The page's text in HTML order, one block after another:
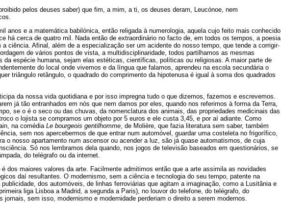
pelos deuses saber) que fim, a mim, a ti, os deuses deram, Leucónoe, nem
anos e a matemática babilónica, então religada à numerologia, aquela cujo feito mais conhecido
há cerca de quatro mil. Nada então de extraordinário no facto de, em todos os tempos, a poesia
ciência. Afinal, além de a especialização ser um acidente do nosso tempo, que tende a corrigir-
de vários pontos de vista, a multidisciplinaridade, todos partilhamos as mesmas
da espécie humana, sejam elas estéticas, científicas, políticas ou religiosas. A maior parte de
do local onde vivemos e da língua que falamos, aprendeu na escola secundária o
triângulo retângulo, o quadrado do comprimento da hipotenusa é igual à soma dos quadrados
da nossa vida quotidiana e por isso impregna tudo o que dizemos, fazemos e escrevemos.
já tão entranhados em nós que nem damos por eles, quando nos referimos à forma da Terra,
se o é o seco ou das chuvas, da nomenclatura dos animais, das propriedades medicinais das
o lojista se compramos um objeto por 5 euros e ele custa 3,45, e por aí adiante. Como
na comédia Le bourgeois gentilhomme , de Molière, que fazia literatura sem saber, também
sem nos apercebermos de que entrar num automóvel, guardar uma costeleta no frigorífico,
o nosso apartamento num ascensor ou acender a luz, são já quase automatismos, de cuja
Só nos lembramos dela quando, nos jogos de televisão baseados em questionários, se
do telégrafo ou da internet.
dos maiores valores da arte. Facilmente admitimos então que a arte assimila as novidades
daí resultantes. O modernismo, sem a ciência e tecnologia do seu tempo, patente na
dos automóveis, de linhas ferroviárias que agitam a imaginação, como a Lusitânia e
liga Lisboa a Madrid, a segunda a Paris), no louvor do telefone, do telégrafo, do
jornais, sem isso, modernismo e modernidade perderiam o direito a serem modernos.